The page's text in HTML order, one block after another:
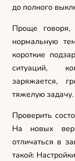
до полного
Проще говоря,
нормальную
короткие
ситуаций,
заряжается,
тяжелую задачу.
Проверить
На новых
отличаться в
такой: